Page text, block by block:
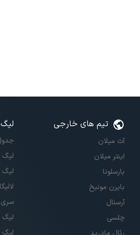
تیم های خارجی
آث میلان
اینتر میلان
بارسلونا
بایرن مونیخ
آرسنال
چلسی
لیگ
لیگ
سری
لیگ
لیگ